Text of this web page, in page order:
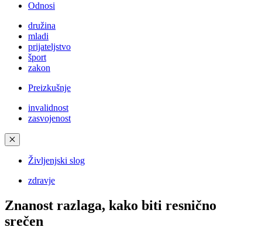
Odnosi
družina
mladi
prijateljstvo
šport
zakon
Preizkušnje
invalidnost
zasvojenost
✕
Življenjski slog
zdravje
Znanost razlaga, kako biti resnično
srečen